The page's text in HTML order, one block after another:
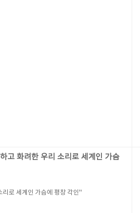
고 화려한 우리 소리로 세계인 가슴
로 세계인 가슴에 평창 각인"